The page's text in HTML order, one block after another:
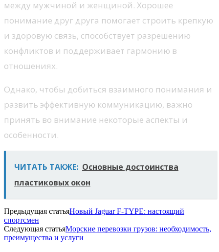
между мужчиной и женщиной. Хорошее
понимание друг друга помогает строить крепкую
и здоровую связь, способствует разрешению
конфликтов и поддерживает гармонию в
отношениях.
Однако, чтобы добиться взаимного понимания и
развить эффективную коммуникацию, важно
принять во внимание некоторые аспекты и
особенности.
ЧИТАТЬ ТАКЖЕ: Основные достоинства
пластиковых окон
Предыдущая статьяНовый Jaguar F-TYPE: настоящий
спортсмен
Следующая статьяМорские перевозки грузов: необходимость,
преимущества и услуги